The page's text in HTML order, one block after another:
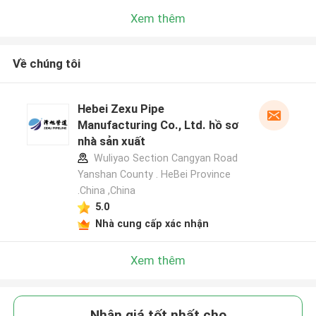
Xem thêm
Về chúng tôi
Hebei Zexu Pipe
Manufacturing Co., Ltd. hồ sơ
nhà sản xuất
Wuliyao Section Cangyan Road
Yanshan County . HeBei Province
.China ,China
5.0
Nhà cung cấp xác nhận
Xem thêm